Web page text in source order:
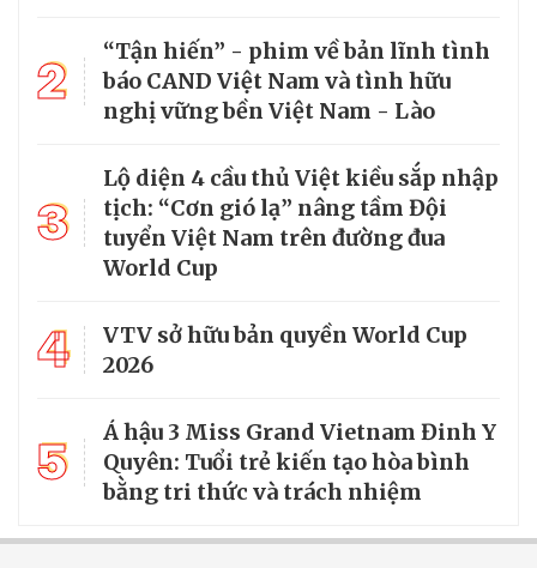
2
“Tận hiến” - phim về bản lĩnh tình
báo CAND Việt Nam và tình hữu
nghị vững bền Việt Nam - Lào
3
Lộ diện 4 cầu thủ Việt kiều sắp nhập
tịch: “Cơn gió lạ” nâng tầm Đội
tuyển Việt Nam trên đường đua
World Cup
4
VTV sở hữu bản quyền World Cup
2026
5
Á hậu 3 Miss Grand Vietnam Đinh Y
Quyên: Tuổi trẻ kiến tạo hòa bình
bằng tri thức và trách nhiệm